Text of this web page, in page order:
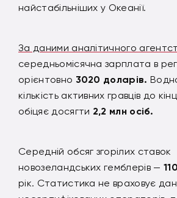
найстабільніших у Океанії.
За даними аналітичного
середньомісячна зарплата в
орієнтовно 3020 доларів.
кількість активних гравців до
обіцяє досягти 2,2 млн осіб.
Середній обсяг згорілих ставок
новозеландських гемблерів —
рік. Статистика не враховує